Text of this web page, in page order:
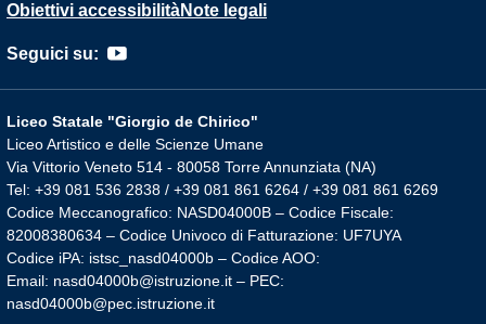
Obiettivi accessibilitàNote legali
Seguici su:
Liceo Statale "Giorgio de Chirico"
Liceo Artistico e delle Scienze Umane
Via Vittorio Veneto 514 - 80058 Torre Annunziata (NA)
Tel: +39 081 536 2838 / +39 081 861 6264 / +39 081 861 6269
Codice Meccanografico: NASD04000B – Codice Fiscale:
82008380634 – Codice Univoco di Fatturazione: UF7UYA
Codice iPA: istsc_nasd04000b – Codice AOO:
Email: nasd04000b@istruzione.it – PEC:
nasd04000b@pec.istruzione.it